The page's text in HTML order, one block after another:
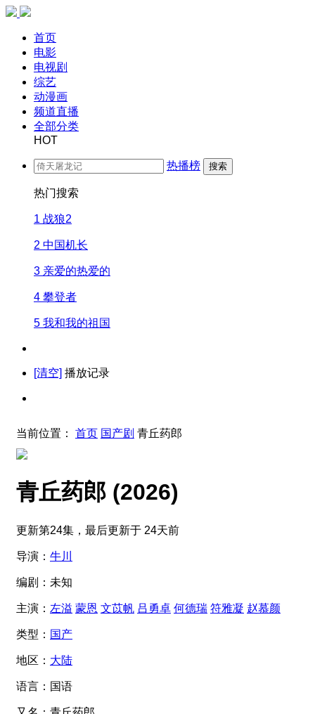
首页
电影
电视剧
综艺
动漫画
频道直播
全部分类
HOT
热播榜 搜索
热门搜索
1 战狼2
2 中国机长
3 亲爱的热爱的
4 攀登者
5 我和我的祖国
[清空] 播放记录
当前位置： 首页 国产剧 青丘药郎
青丘药郎 (2026)
更新第24集，最后更新于 24天前
导演： 牛川
编剧： 未知
主演： 左溢 蒙恩 文苡帆 吕勇卓 何德瑞 符雅凝 赵慕颜
类型： 国产
地区： 大陆
语言： 国语